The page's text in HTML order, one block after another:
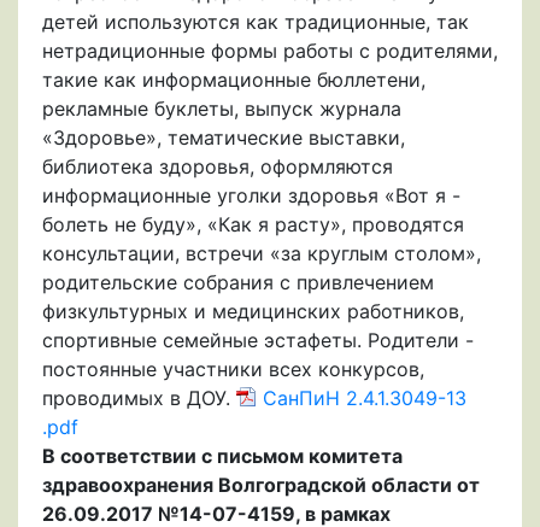
детей используются как традиционные, так
нетрадиционные формы работы с родителями,
такие как информационные бюллетени,
рекламные буклеты, выпуск журнала
«Здоровье», тематические выставки,
библиотека здоровья, оформляются
информационные уголки здоровья «Вот я -
болеть не буду», «Как я расту», проводятся
консультации, встречи «за круглым столом»,
родительские собрания с привлечением
физкультурных и медицинских работников,
спортивные семейные эстафеты. Родители -
постоянные участники всех конкурсов,
проводимых в ДОУ.
СанПиН 2.4.1.3049-13
.pdf
В соответствии с письмом комитета
здравоохранения Волгоградской области от
26.09.2017 №14-07-4159, в рамках